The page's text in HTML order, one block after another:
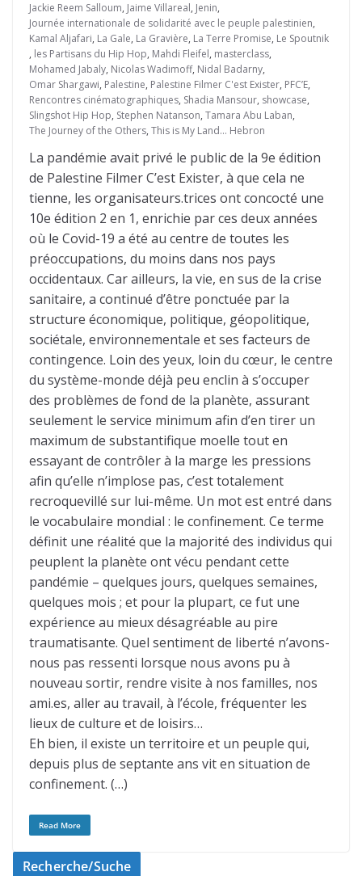
Jackie Reem Salloum, Jaime Villareal, Jenin,
Journée internationale de solidarité avec le peuple palestinien,
Kamal Aljafari, La Gale, La Gravière, La Terre Promise, Le Spoutnik
, les Partisans du Hip Hop, Mahdi Fleifel, masterclass,
Mohamed Jabaly, Nicolas Wadimoff, Nidal Badarny,
Omar Shargawi, Palestine, Palestine Filmer C'est Exister, PFC’E,
Rencontres cinématographiques, Shadia Mansour, showcase,
Slingshot Hip Hop, Stephen Natanson, Tamara Abu Laban,
The Journey of the Others, This is My Land… Hebron
La pandémie avait privé le public de la 9e édition
de Palestine Filmer C’est Exister, à que cela ne
tienne, les organisateurs.trices ont concocté une
10e édition 2 en 1, enrichie par ces deux années
où le Covid-19 a été au centre de toutes les
préoccupations, du moins dans nos pays
occidentaux. Car ailleurs, la vie, en sus de la crise
sanitaire, a continué d’être ponctuée par la
structure économique, politique, géopolitique,
sociétale, environnementale et ses facteurs de
contingence. Loin des yeux, loin du cœur, le centre
du système-monde déjà peu enclin à s’occuper
des problèmes de fond de la planète, assurant
seulement le service minimum afin d’en tirer un
maximum de substantifique moelle tout en
essayant de contrôler à la marge les pressions
afin qu’elle n’implose pas, c’est totalement
recroquevillé sur lui-même. Un mot est entré dans
le vocabulaire mondial : le confinement. Ce terme
définit une réalité que la majorité des individus qui
peuplent la planète ont vécu pendant cette
pandémie – quelques jours, quelques semaines,
quelques mois ; et pour la plupart, ce fut une
expérience au mieux désagréable au pire
traumatisante. Quel sentiment de liberté n’avons-
nous pas ressenti lorsque nous avons pu à
nouveau sortir, rendre visite à nos familles, nos
ami.es, aller au travail, à l’école, fréquenter les
lieux de culture et de loisirs…
Eh bien, il existe un territoire et un peuple qui,
depuis plus de septante ans vit en situation de
confinement. (…)
Read More
Recherche/Suche